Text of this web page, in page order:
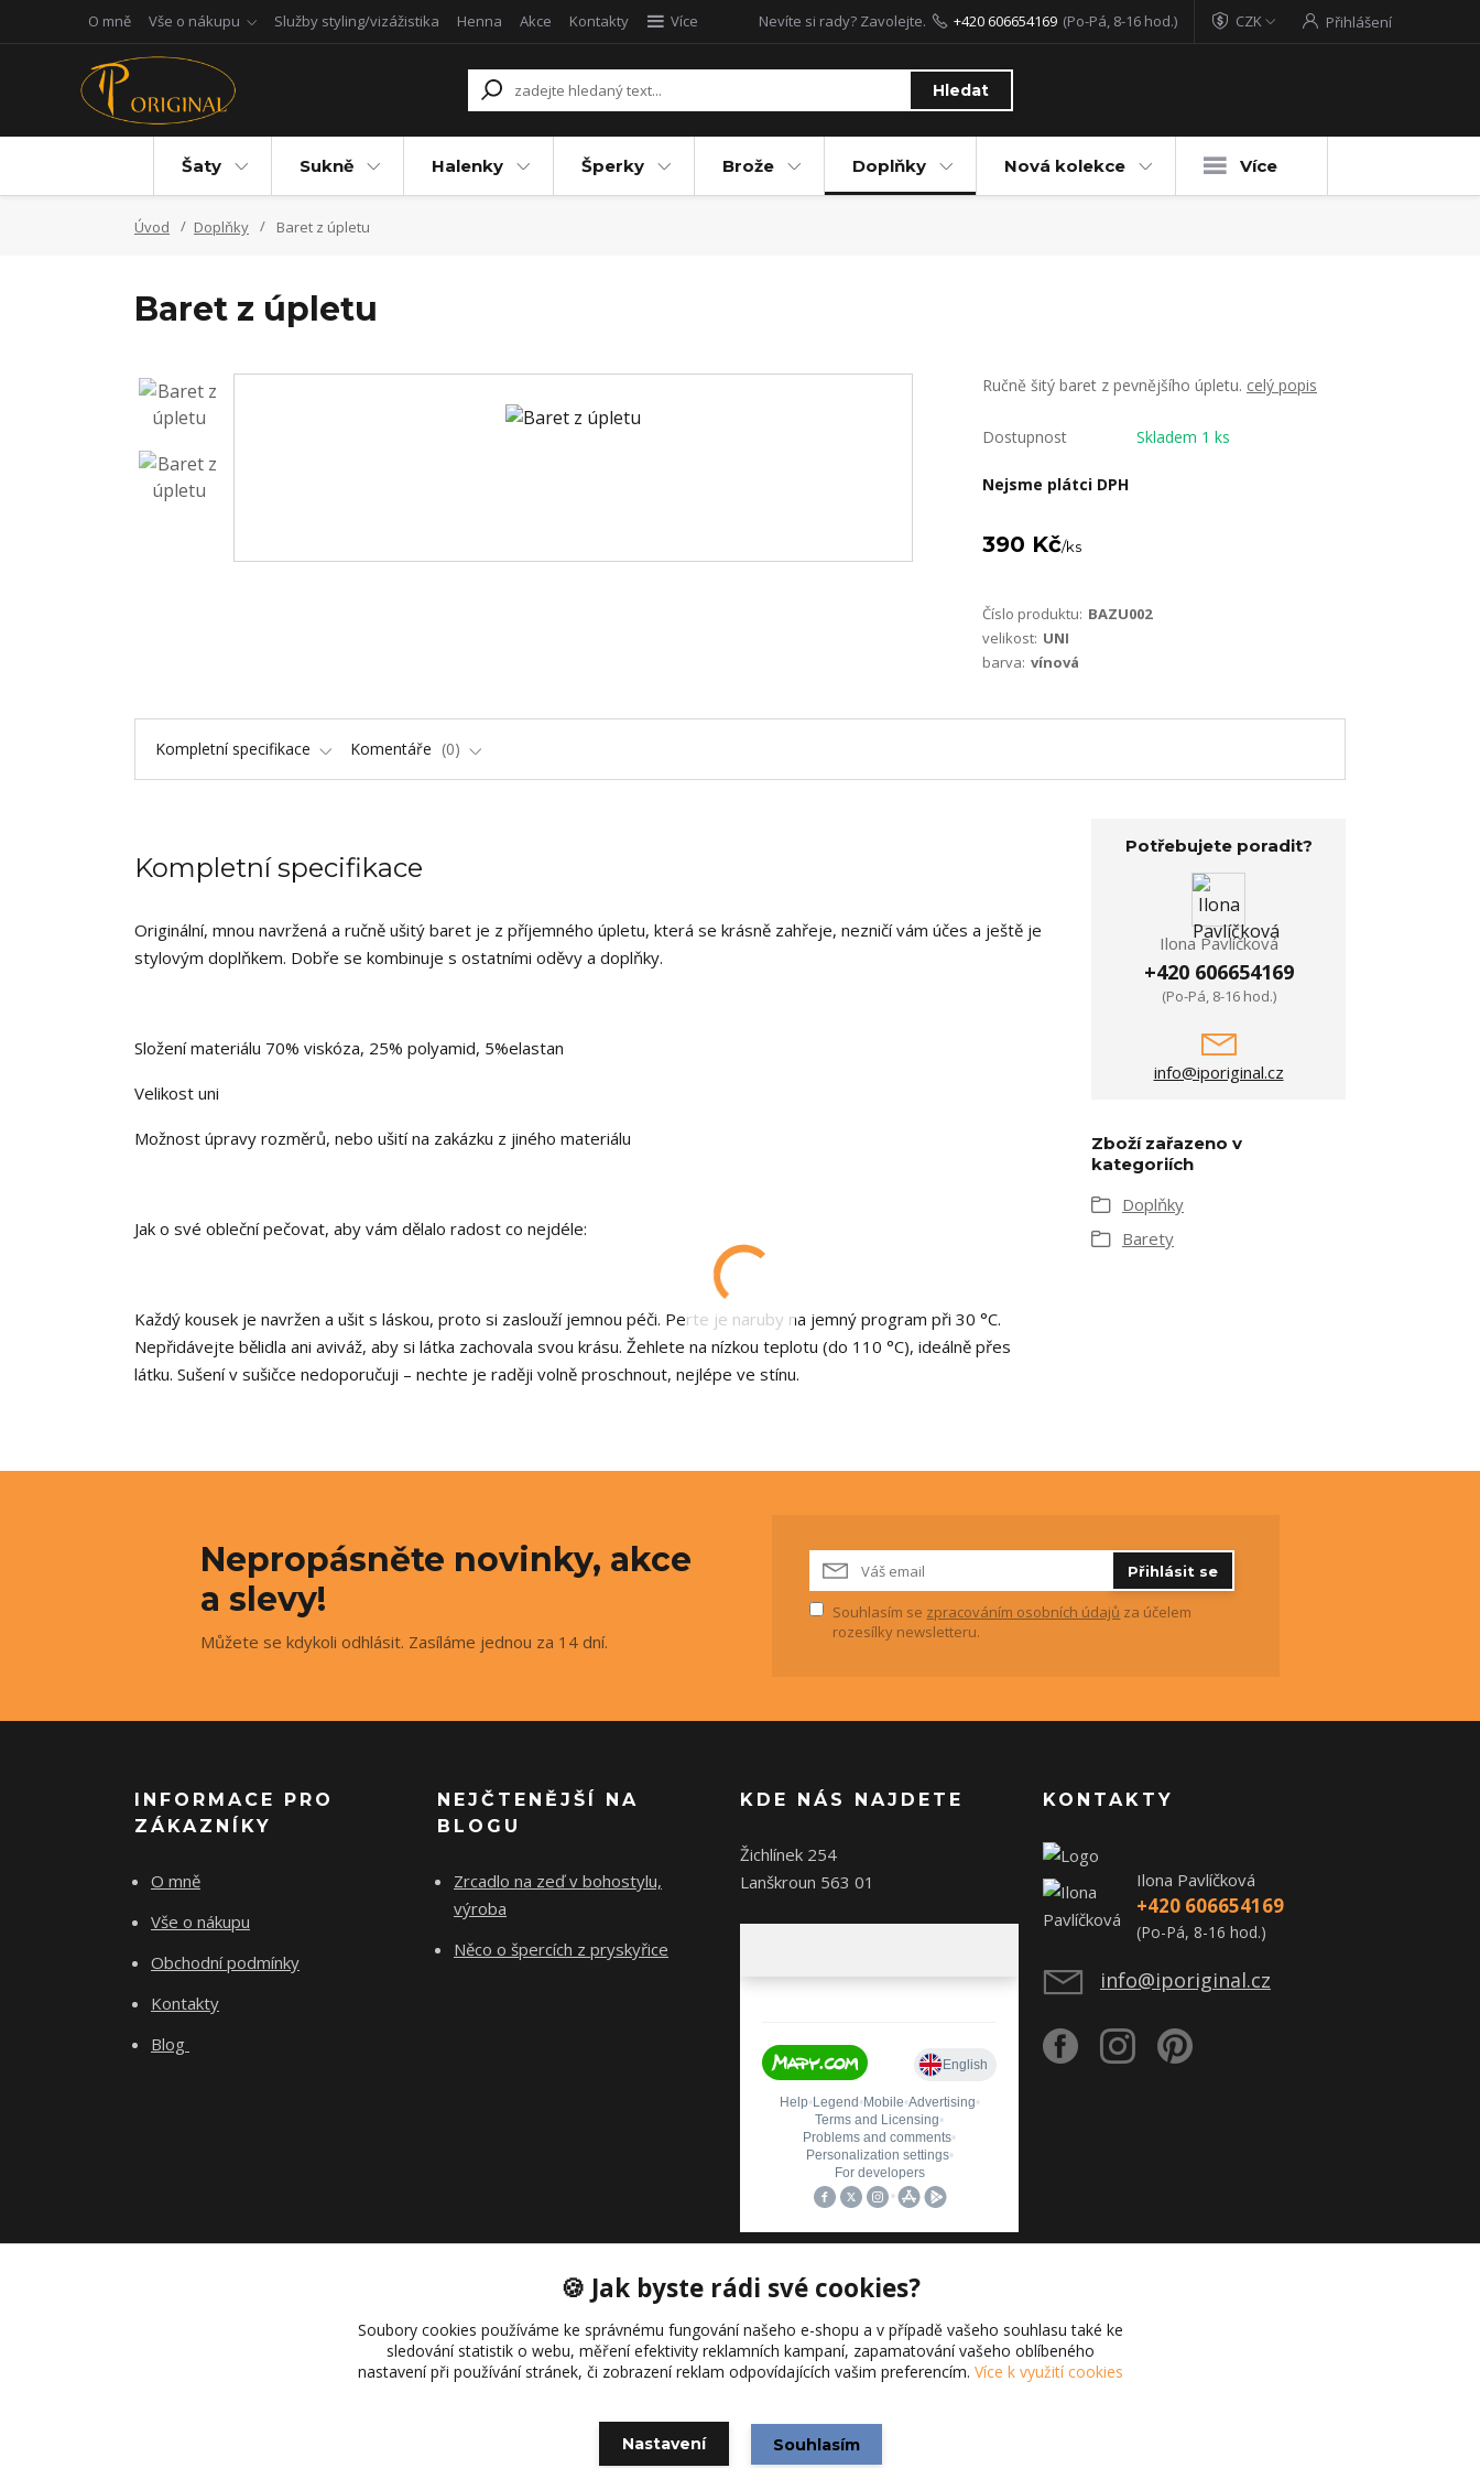
O mně Vše o nákupu Služby styling/vizážistika Henna Akce Kontakty Více CZK Přihlášení
Hledat
Nevíte si rady? Zavolejte. +420 606654169 (Po-Pá, 8-16 hod.)
Šaty Sukně Halenky Šperky Brože Doplňky Nová kolekce Více
Úvod Doplňky Baret z úpletu
Baret z úpletu
Ručně šitý baret z pevnějšího úpletu. celý popis
Dostupnost Skladem 1 ks
Nejsme plátci DPH
390 Kč/ks
Číslo produktu: BAZU002
velikost: UNI
barva: vínová
Kompletní specifikace Komentáře 0
Kompletní specifikace
Originální, mnou navržená a ručně ušitý baret je z příjemného úpletu, která se krásně zahřeje, nezničí vám účes a ještě je
stylovým doplňkem. Dobře se kombinuje s ostatními oděvy a doplňky.
Složení materiálu 70% viskóza, 25% polyamid, 5%elastan
Velikost uni
Možnost úpravy rozměrů, nebo ušití na zakázku z jiného materiálu
Jak o své obleční pečovat, aby vám dělalo radost co nejdéle:
Každý kousek je navržen a ušit s láskou, proto si zaslouží jemnou péči. Perte je naruby na jemný program při 30 °C.
Nepřidávejte bělidla ani aviváž, aby si látka zachovala svou krásu. Žehlete na nízkou teplotu (do 110 °C), ideálně přes
látku. Sušení v sušičce nedoporučuji – nechte je raději volně proschnout, nejlépe ve stínu.
Potřebujete poradit?
Ilona Pavlíčková
+420 606654169
(Po-Pá, 8-16 hod.)
info@iporiginal.cz
Zboží zařazeno v
kategoriích
Doplňky
Barety
Nepropásněte novinky, akce
a slevy!
Můžete se kdykoli odhlásit. Zasíláme jednou za 14 dní.
Přihlásit se
Souhlasím se zpracováním osobních údajů za účelem
rozesílky newsletteru.
INFORMACE PRO
ZÁKAZNÍKY
O mně
Vše o nákupu
Obchodní podmínky
Kontakty
Blog
NEJČTENĚJŠÍ NA
BLOGU
Zrcadlo na zeď v bohostylu,
výroba
Něco o špercích z pryskyřice
KDE NÁS NAJDETE
Žichlínek 254
Lanškroun 563 01
KONTAKTY
Ilona Pavlíčková
+420 606654169
(Po-Pá, 8-16 hod.)
info@iporiginal.cz
Eshop-rychle.cz
🍪 Jak byste rádi své cookies?
Soubory cookies používáme ke správnému fungování našeho e-shopu a v případě vašeho souhlasu také ke
sledování statistik o webu, měření efektivity reklamních kampaní, zapamatování vašeho oblíbeného
nastavení při používání stránek, či zobrazení reklam odpovídajících vašim preferencím. Více k využití cookies
Nastavení Souhlasím